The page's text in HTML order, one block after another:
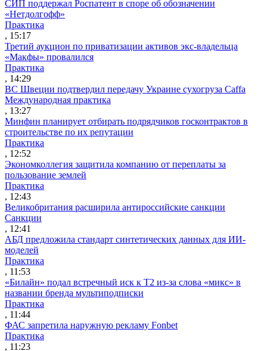
СИП поддержал Роспатент в споре об обозначении
«Нетдолгофф»
Практика
, 15:17
Третий аукцион по приватизации активов экс-владельца
«Макфы» провалился
Практика
, 14:29
ВС Швеции подтвердил передачу Украине сухогруза Caffa
Международная практика
, 13:27
Минфин планирует отбирать подрядчиков госконтрактов в
строительстве по их репутации
Практика
, 12:52
Экономколлегия защитила компанию от переплаты за
пользование землей
Практика
, 12:43
Великобритания расширила антироссийские санкции
Санкции
, 12:41
АБД предложила стандарт синтетических данных для ИИ-
моделей
Практика
, 11:53
«Билайн» подал встречный иск к Т2 из-за слова «микс» в
названии бренда мультиподписки
Практика
, 11:44
ФАС запретила наружную рекламу Fonbet
Практика
, 11:23